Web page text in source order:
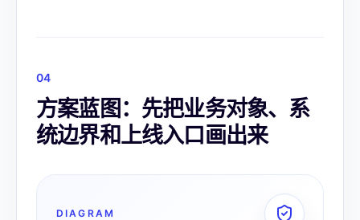
04
方案蓝图：先把业务对象、系
统边界和上线入口画出来
DIAGRAM